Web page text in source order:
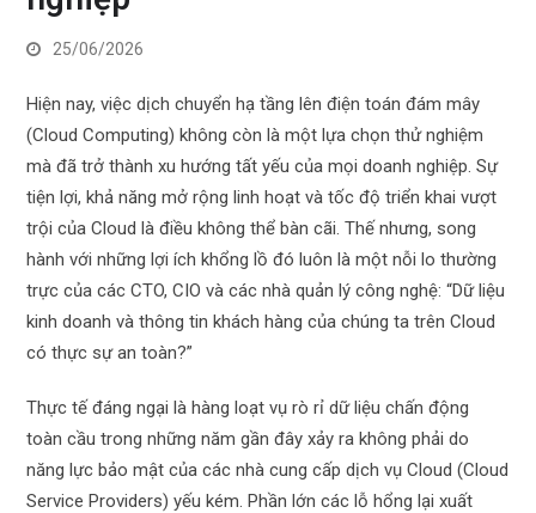
25/06/2026
Hiện nay, việc dịch chuyển hạ tầng lên điện toán đám mây
(Cloud Computing) không còn là một lựa chọn thử nghiệm
mà đã trở thành xu hướng tất yếu của mọi doanh nghiệp. Sự
tiện lợi, khả năng mở rộng linh hoạt và tốc độ triển khai vượt
trội của Cloud là điều không thể bàn cãi. Thế nhưng, song
hành với những lợi ích khổng lồ đó luôn là một nỗi lo thường
trực của các CTO, CIO và các nhà quản lý công nghệ: “Dữ liệu
kinh doanh và thông tin khách hàng của chúng ta trên Cloud
có thực sự an toàn?”
Thực tế đáng ngại là hàng loạt vụ rò rỉ dữ liệu chấn động
toàn cầu trong những năm gần đây xảy ra không phải do
năng lực bảo mật của các nhà cung cấp dịch vụ Cloud (Cloud
Service Providers) yếu kém. Phần lớn các lỗ hổng lại xuất